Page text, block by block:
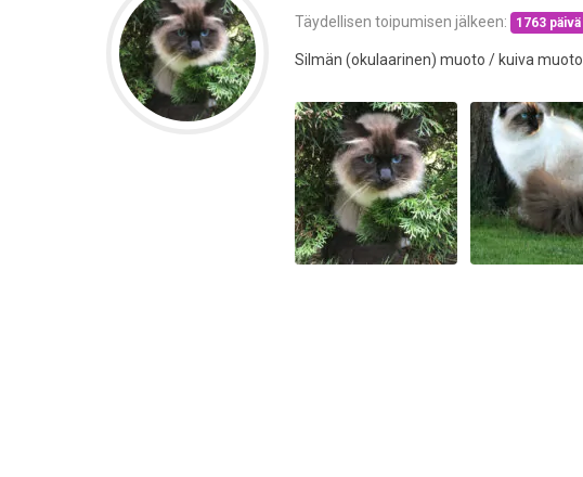
Täydellisen toipumisen jälkeen: 1763 päivä
Silmän (okulaarinen) muoto / kuiva muoto